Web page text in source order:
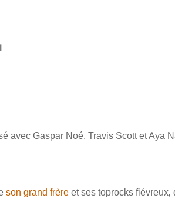
avec Gaspar Noé, Travis Scott et
son grand frère et ses toprocks fiévreux,